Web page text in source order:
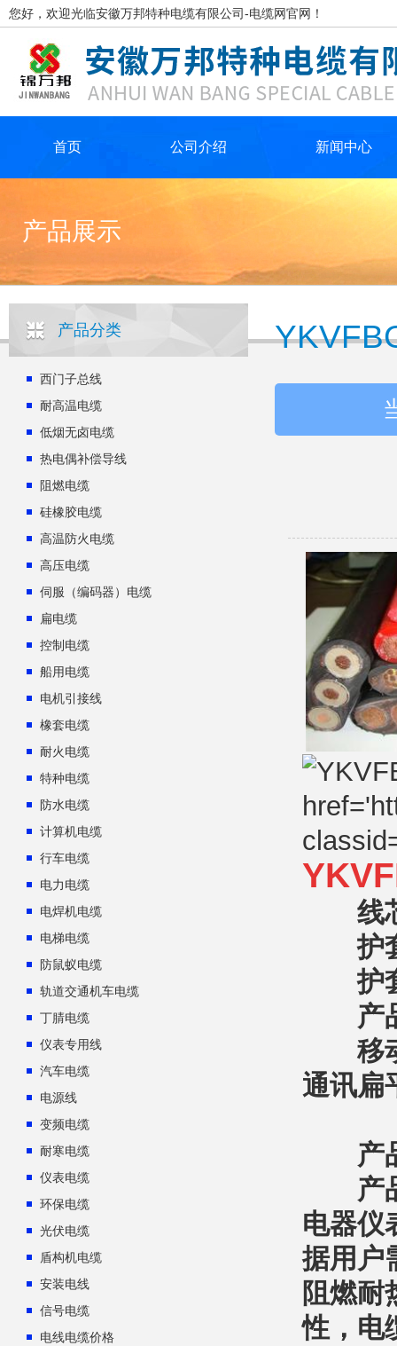
您好，欢迎光临安徽万邦特种电缆有限公司-电缆网官网！
首页 公司介绍 新闻中心
产品展示
产品分类
西门子总线
耐高温电缆
低烟无卤电缆
热电偶补偿导线
阻燃电缆
硅橡胶电缆
高温防火电缆
高压电缆
伺服（编码器）电缆
扁电缆
控制电缆
船用电缆
电机引接线
橡套电缆
耐火电缆
特种电缆
防水电缆
计算机电缆
行车电缆
电力电缆
电焊机电缆
电梯电缆
防鼠蚁电缆
轨道交通机车电缆
丁腈电缆
仪表专用线
汽车电缆
电源线
变频电缆
耐寒电缆
仪表电缆
环保电缆
光伏电缆
盾构机电缆
安装电线
信号电缆
电线电缆价格
线芯
护套
护套
产品
移动
通讯扁
产品
产品
电器仪
据用户
阻燃耐
性，电